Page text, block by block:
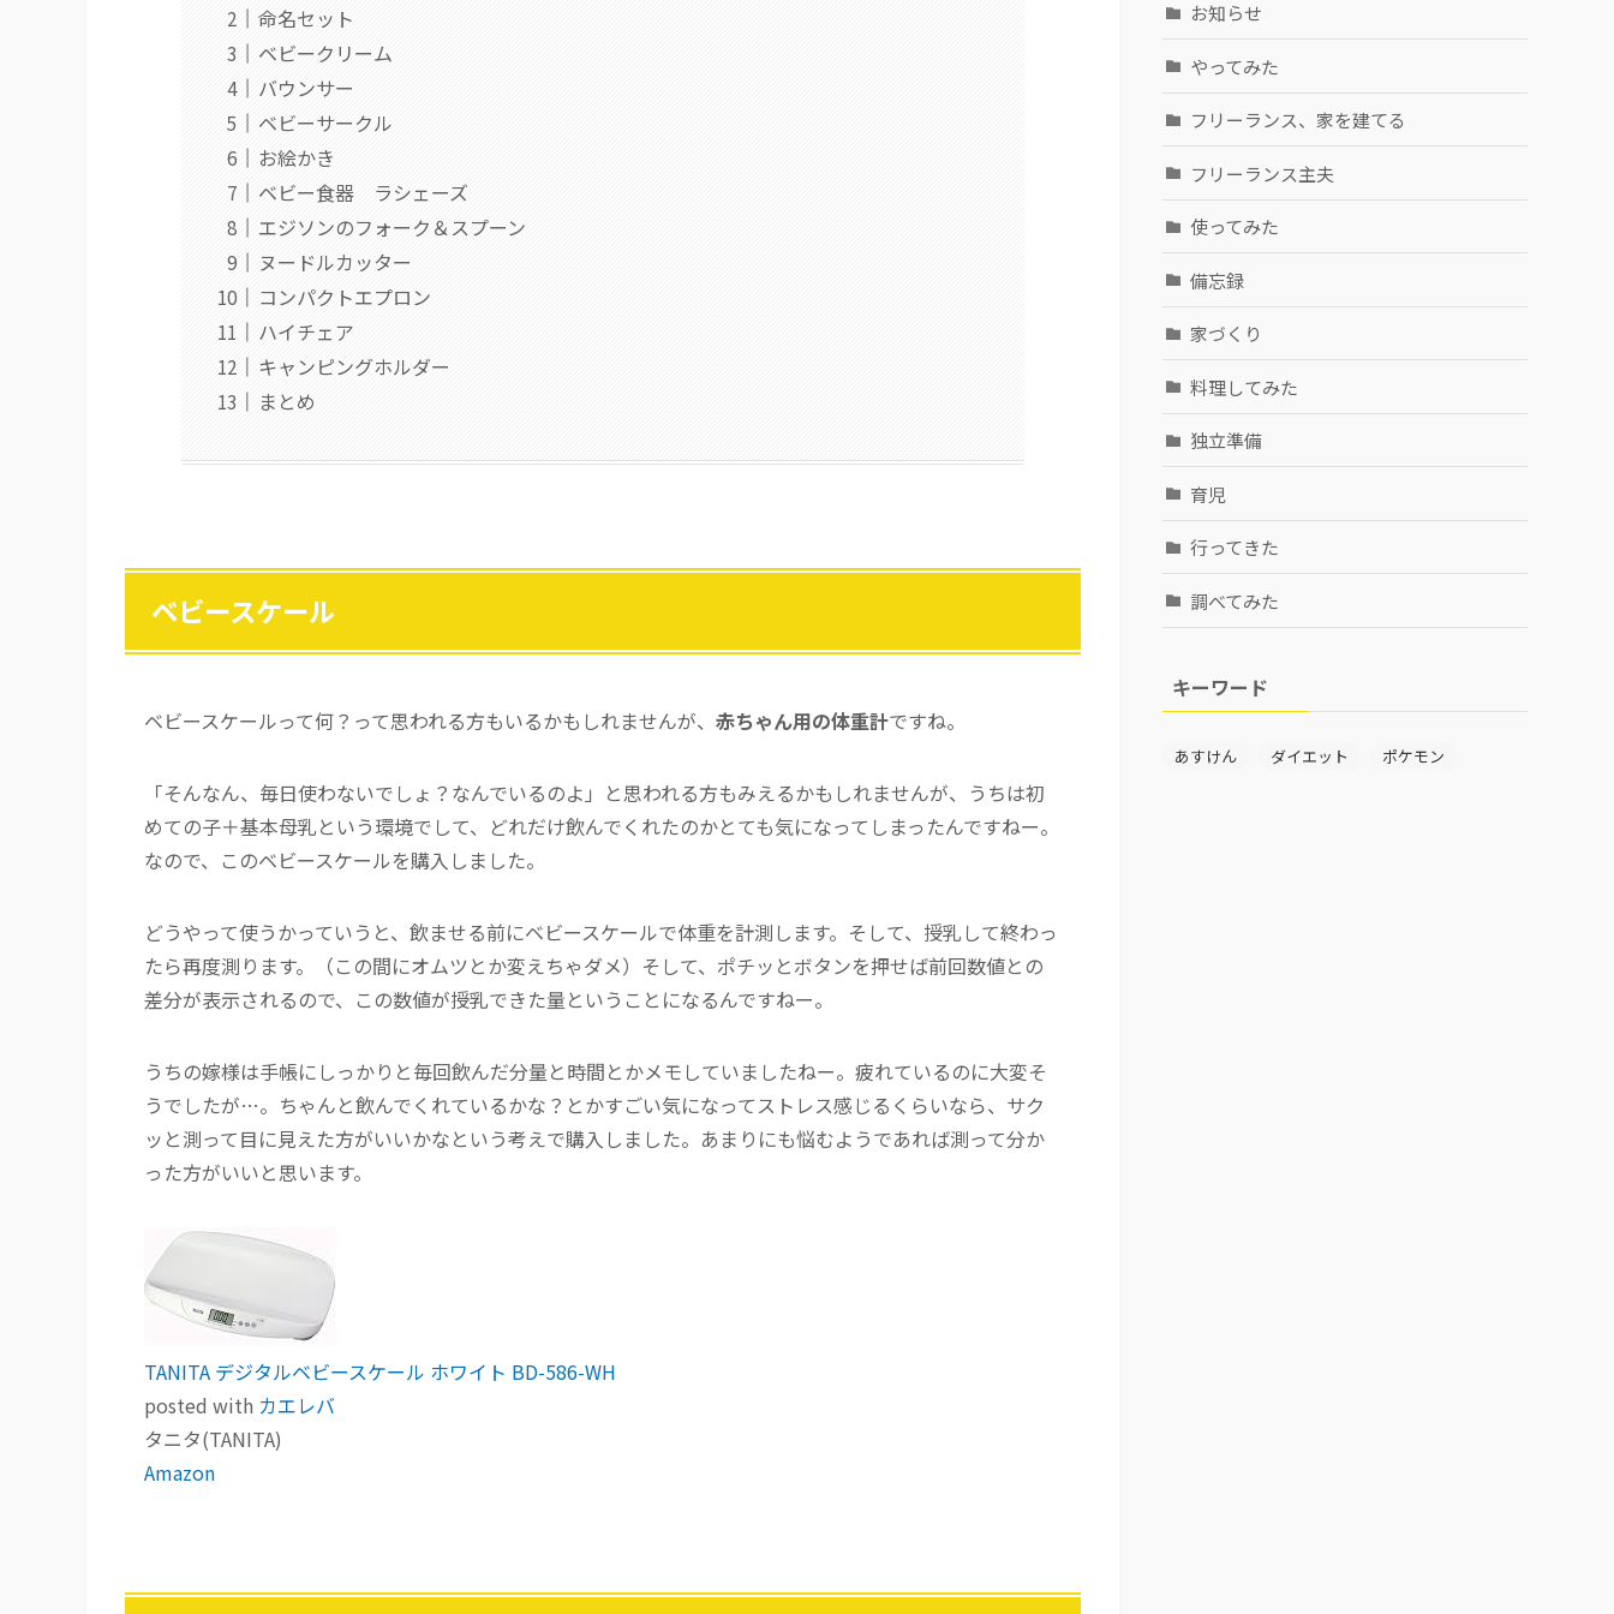
命名セット
ベビークリーム
バウンサー
ベビーサークル
お絵かき
ベビー食器 ラシェーズ
エジソンのフォーク＆スプーン
ヌードルカッター
コンパクトエプロン
ハイチェア
キャンピングホルダー
まとめ
ベビースケール
ベビースケールって何？って思われる方もいるかもしれませんが、 赤ちゃん用の体重計ですね。
「そんなん、毎日使わないでしょ？なんでいるのよ」と思われる方もみえるかもしれませんが、うちは初
めての子＋基本母乳という環境でして、どれだけ飲んでくれたのかとても気になってしまったんですねー。
なので、このベビースケールを購入しました。
どうやって使うかっていうと、飲ませる前にベビースケールで体重を計測します。そして、授乳して終わっ
たら再度測ります。（この間にオムツとか変えちゃダメ）そして、ポチッとボタンを押せば前回数値との
差分が表示されるので、この数値が授乳できた量ということになるんですねー。
うちの嫁様は手帳にしっかりと毎回飲んだ分量と時間とかメモしていましたねー。疲れているのに大変そ
うでしたが…。ちゃんと飲んでくれているかな？とかすごい気になってストレス感じるくらいなら、サク
ッと測って目に見えた方がいいかなという考えで購入しました。あまりにも悩むようであれば測って分か
った方がいいと思います。
TANITA デジタルベビースケール ホワイト BD-586-WH
posted with カエレバ
タニタ(TANITA)
Amazon
お知らせ
やってみた
フリーランス、家を建てる
フリーランス主夫
使ってみた
備忘録
家づくり
料理してみた
独立準備
育児
行ってきた
調べてみた
キーワード
あすけん ダイエット ポケモン